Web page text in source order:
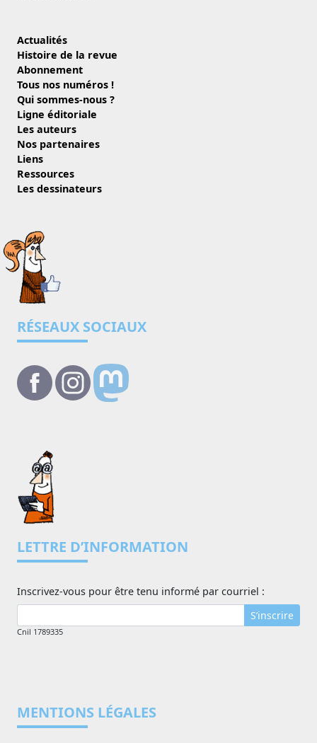
Actualités
Histoire de la revue
Abonnement
Tous nos numéros !
Qui sommes-nous ?
Ligne éditoriale
Les auteurs
Nos partenaires
Liens
Ressources
Les dessinateurs
RÉSEAUX SOCIAUX
LETTRE D’INFORMATION
Inscrivez-vous pour être tenu informé par courriel :
S’inscrire
Cnil 1789335
MENTIONS LÉGALES